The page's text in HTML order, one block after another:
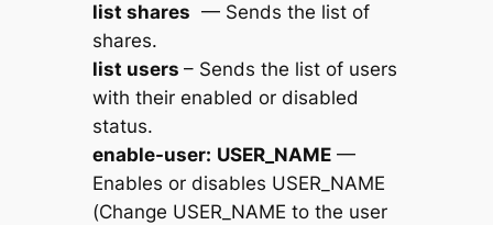
list shares — Sends the list of
shares.
list users – Sends the list of users
with their enabled or disabled
status.
enable-user: USER_NAME —
Enables or disables USER_NAME
(Change USER_NAME to the user